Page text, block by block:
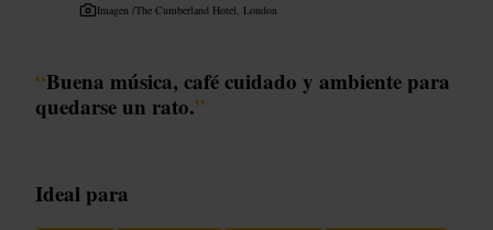
Imagen /The Cumberland Hotel, London
“Buena música, café cuidado y ambiente para
quedarse un rato.”
Ideal para